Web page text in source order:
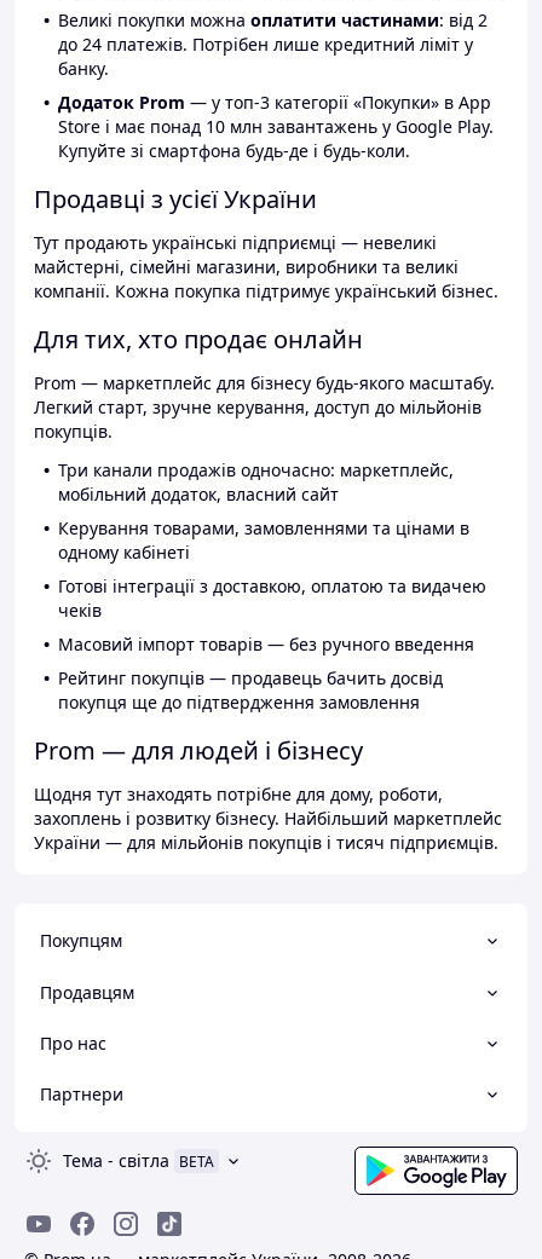
Великі покупки можна оплатити частинами: від 2
до 24 платежів. Потрібен лише кредитний ліміт у
банку.
Додаток Prom — у топ-3 категорії «Покупки» в App
Store і має понад 10 млн завантажень у Google Play.
Купуйте зі смартфона будь-де і будь-коли.
Продавці з усієї України
Тут продають українські підприємці — невеликі
майстерні, сімейні магазини, виробники та великі
компанії. Кожна покупка підтримує український бізнес.
Для тих, хто продає онлайн
Prom — маркетплейс для бізнесу будь-якого масштабу.
Легкий старт, зручне керування, доступ до мільйонів
покупців.
Три канали продажів одночасно: маркетплейс,
мобільний додаток, власний сайт
Керування товарами, замовленнями та цінами в
одному кабінеті
Готові інтеграції з доставкою, оплатою та видачею
чеків
Масовий імпорт товарів — без ручного введення
Рейтинг покупців — продавець бачить досвід
покупця ще до підтвердження замовлення
Prom — для людей і бізнесу
Щодня тут знаходять потрібне для дому, роботи,
захоплень і розвитку бізнесу. Найбільший маркетплейс
України — для мільйонів покупців і тисяч підприємців.
Покупцям
Продавцям
Про нас
Партнери
Тема - світла BETA